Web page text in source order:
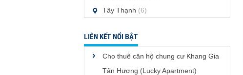
Tây Thạnh (6)
LIÊN KẾT NỔI BẬT
Cho thuê căn hộ chung cư Khang Gia
Tân Hương (Lucky Apartment)